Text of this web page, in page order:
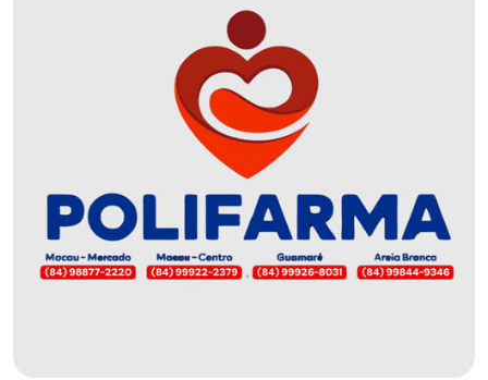
DESENVOLVIMENTO
ECONÔMICO
DESENVOLVIMENTO
DIA
DAS